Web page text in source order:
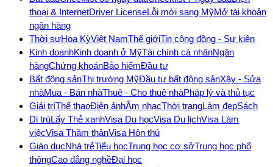
thoại & InternetDriver LicenseLỗi mới sang MỹMở tài khoản
ngân hàng
Thời sựHoa KỳViệt NamThế giớiTin cộng đồng - Sự kiện
Kinh doanhKinh doanh ở MỹTài chính cá nhânNgân
hàngChứng khoánBảo hiểmĐầu tư
Bất động sảnThị trường MỹĐầu tư bất động sảnXây - Sửa
nhàMua - Bán nhàThuê - Cho thuê nhàPháp lý và thủ tục
Giải tríThể thaoĐiện ảnhÂm nhạcThời trangLàm đẹpSách
Di trúLấy Thẻ xanhVisa Du họcVisa Du lịchVisa Làm
việcVisa Thăm thânVisa Hôn thú
Giáo dụcNhà trẻTiểu họcTrung học cơ sởTrung học phổ
thôngCao đẳng nghềĐại học